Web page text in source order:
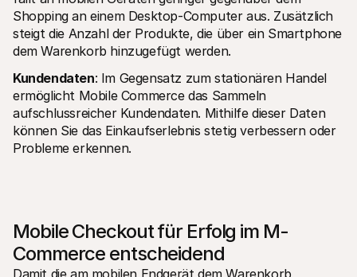
Shopping an einem Desktop-Computer aus. Zusätzlich
steigt die Anzahl der Produkte, die über ein Smartphone
dem Warenkorb hinzugefügt werden.
Kundendaten: Im Gegensatz zum stationären Handel
ermöglicht Mobile Commerce das Sammeln
aufschlussreicher Kundendaten. Mithilfe dieser Daten
können Sie das Einkaufserlebnis stetig verbessern oder
Probleme erkennen.
Mobile Checkout für Erfolg im M-
Commerce entscheidend
Damit die am mobilen Endgerät dem Warenkorb